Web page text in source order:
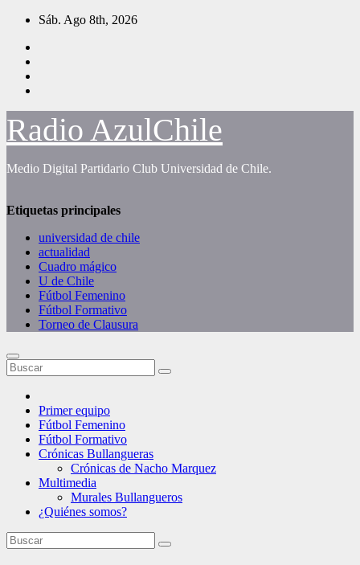
Saltar
contenido
Sáb. Ago 8th, 2026
Radio AzulChile
Medio Digital Partidario Club Universidad de Chile.
Etiquetas principales
universidad de chile
actualidad
Cuadro mágico
U de Chile
Fútbol Femenino
Fútbol Formativo
Torneo de Clausura
Primer equipo
Fútbol Femenino
Fútbol Formativo
Crónicas Bullangueras
Crónicas de Nacho Marquez
Multimedia
Murales Bullangueros
¿Quiénes somos?